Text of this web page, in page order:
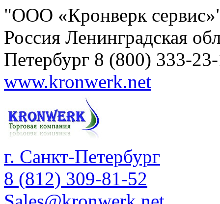
"ООО «Кронверк
Россия Ленинградская
Петербург 8 (800) 333-
www.kronwerk.net
г. Санкт-Петербург
8 (812) 309-81-52